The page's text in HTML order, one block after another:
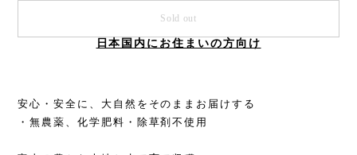
Sold out
日本国内にお住まいの方向け
安心・安全に、大自然をそのままお届けする
・無農薬、化学肥料・除草剤不使用